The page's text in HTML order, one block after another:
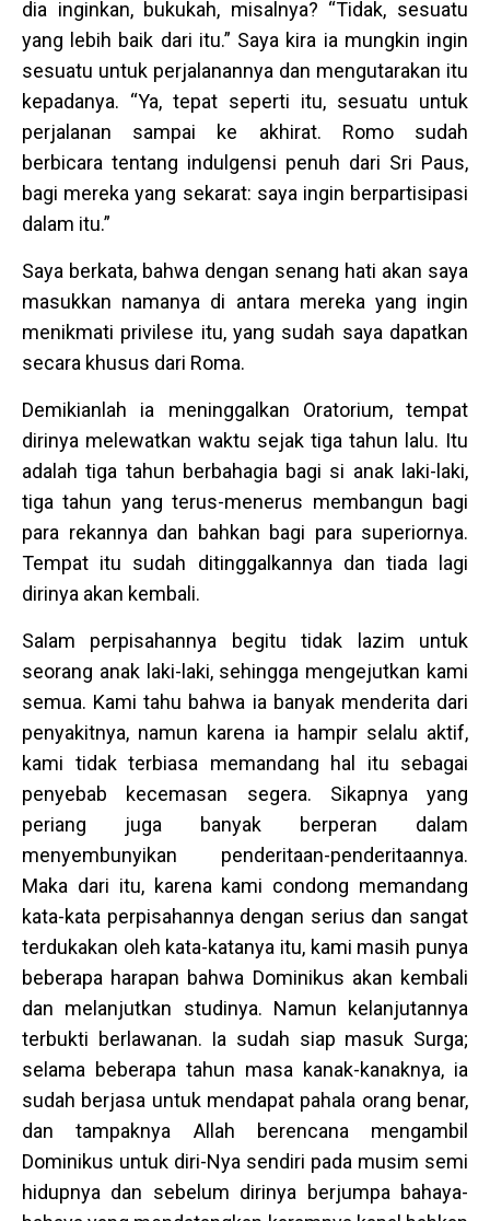
dia inginkan, bukukah, misalnya? “Tidak, sesuatu
yang lebih baik dari itu.” Saya kira ia mungkin ingin
sesuatu untuk perjalanannya dan mengutarakan itu
kepadanya. “Ya, tepat seperti itu, sesuatu untuk
perjalanan sampai ke akhirat. Romo sudah
berbicara tentang indulgensi penuh dari Sri Paus,
bagi mereka yang sekarat: saya ingin berpartisipasi
dalam itu.”
Saya berkata, bahwa dengan senang hati akan saya
masukkan namanya di antara mereka yang ingin
menikmati privilese itu, yang sudah saya dapatkan
secara khusus dari Roma.
Demikianlah ia meninggalkan Oratorium, tempat
dirinya melewatkan waktu sejak tiga tahun lalu. Itu
adalah tiga tahun berbahagia bagi si anak laki-laki,
tiga tahun yang terus-menerus membangun bagi
para rekannya dan bahkan bagi para superiornya.
Tempat itu sudah ditinggalkannya dan tiada lagi
dirinya akan kembali.
Salam perpisahannya begitu tidak lazim untuk
seorang anak laki-laki, sehingga mengejutkan kami
semua. Kami tahu bahwa ia banyak menderita dari
penyakitnya, namun karena ia hampir selalu aktif,
kami tidak terbiasa memandang hal itu sebagai
penyebab kecemasan segera. Sikapnya yang
periang juga banyak berperan dalam
menyembunyikan penderitaan-penderitaannya.
Maka dari itu, karena kami condong memandang
kata-kata perpisahannya dengan serius dan sangat
terdukakan oleh kata-katanya itu, kami masih punya
beberapa harapan bahwa Dominikus akan kembali
dan melanjutkan studinya. Namun kelanjutannya
terbukti berlawanan. Ia sudah siap masuk Surga;
selama beberapa tahun masa kanak-kanaknya, ia
sudah berjasa untuk mendapat pahala orang benar,
dan tampaknya Allah berencana mengambil
Dominikus untuk diri-Nya sendiri pada musim semi
hidupnya dan sebelum dirinya berjumpa bahaya-